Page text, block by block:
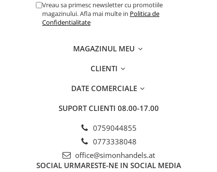
Vreau sa primesc newsletter cu promotiile
magazinului. Afla mai multe in Politica de
Confidentialitate
MAGAZINUL MEU
CLIENTI
DATE COMERCIALE
SUPORT CLIENTI 08.00-17.00
0759044855
0773338048
office@simonhandels.at
SOCIAL URMARESTE-NE IN SOCIAL MEDIA